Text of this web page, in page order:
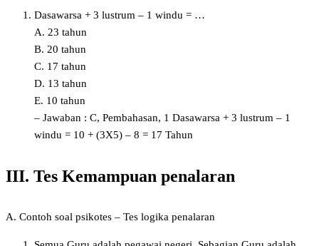
Dasawarsa + 3 lustrum – 1 windu = …
A. 23 tahun
B. 20 tahun
C. 17 tahun
D. 13 tahun
E. 10 tahun
– Jawaban : C, Pembahasan, 1 Dasawarsa + 3 lustrum – 1
windu = 10 + (3X5) – 8 = 17 Tahun
III. Tes Kemampuan penalaran
A. Contoh soal psikotes – Tes logika penalaran